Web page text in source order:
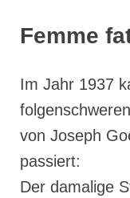
Femme
Im Jahr 1937
von Joseph
passiert:
Der damalige